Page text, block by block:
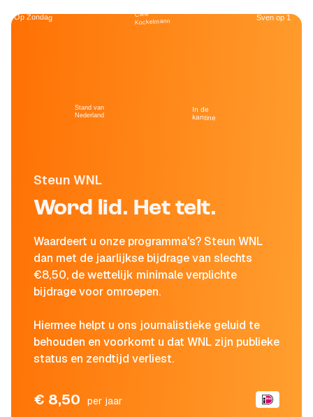
Steun WNL
Word lid. Het telt.
Waardeert u onze programma's? Steun WNL
dan met de jaarlijkse bijdrage van slechts
€8,50, de wettelijk minimale verplichte
bijdrage voor omroepen.
Hiermee helpt u ons journalistieke geluid te
behouden en voorkomt u dat WNL zijn publieke
status en zendtijd verliest.
€ 8,50 per jaar
Op Zondag
Stand van
Nederland
Café
Kockelmann
In de
kantine
Sven op 1